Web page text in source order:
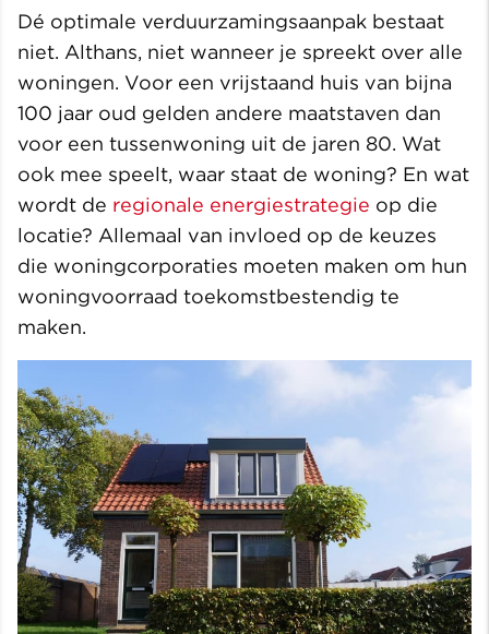
Dé optimale verduurzamingsaanpak bestaat
niet. Althans, niet wanneer je spreekt over alle
woningen. Voor een vrijstaand huis van bijna
100 jaar oud gelden andere maatstaven dan
voor een tussenwoning uit de jaren 80. Wat
ook mee speelt, waar staat de woning? En wat
wordt de regionale energiestrategie op die
locatie? Allemaal van invloed op de keuzes
die woningcorporaties moeten maken om hun
woningvoorraad toekomstbestendig te
maken.